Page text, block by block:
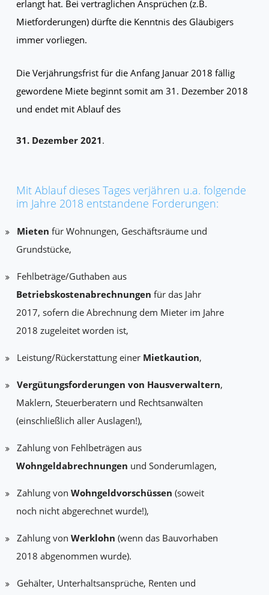
erlangt hat. Bei vertraglichen Ansprüchen (z.B.
Mietforderungen) dürfte die Kenntnis des Gläubigers
immer vorliegen.
Die Verjährungsfrist für die Anfang Januar 2018 fällig
gewordene Miete beginnt somit am 31. Dezember 2018
und endet mit Ablauf des
31. Dezember 2021.
Mit Ablauf dieses Tages verjähren u.a. folgende
im Jahre 2018 entstandene Forderungen:
Mieten für Wohnungen, Geschäftsräume und
Grundstücke,
Fehlbeträge/Guthaben aus
Betriebskostenabrechnungen für das Jahr
2017, sofern die Abrechnung dem Mieter im Jahre
2018 zugeleitet worden ist,
Leistung/Rückerstattung einer Mietkaution,
Vergütungsforderungen von Hausverwaltern,
Maklern, Steuerberatern und Rechtsanwälten
(einschließlich aller Auslagen!),
Zahlung von Fehlbeträgen aus
Wohngeldabrechnungen und Sonderumlagen,
Zahlung von Wohngeldvorschüssen (soweit
noch nicht abgerechnet wurde!),
Zahlung von Werklohn (wenn das Bauvorhaben
2018 abgenommen wurde).
Gehälter, Unterhaltsansprüche, Renten und